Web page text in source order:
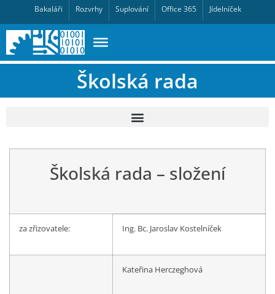
Bakaláři Rozvrhy Suplování Office 365 Jídelníček
Školská rada
Školská rada – složení
za zřizovatele: Ing. Bc. Jaroslav Kostelníček
Kateřina Herczeghová